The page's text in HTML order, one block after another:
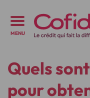
MENU
Quels
pour